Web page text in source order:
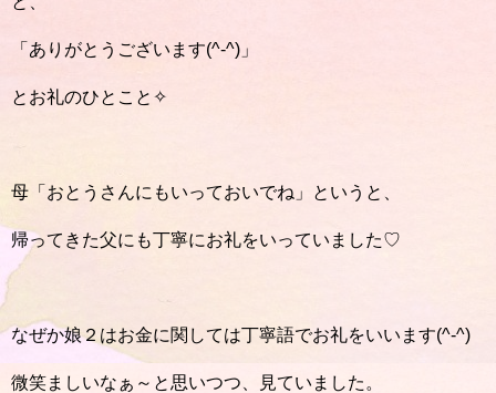
「ありがとうございます(^-^)」
とお礼のひとこと✧
母「おとうさんにもいっておいでね」というと、
帰ってきた父にも丁寧にお礼をいっていました♡
なぜか娘２はお金に関しては丁寧語でお礼をいいます(^-^)
微笑ましいなぁ～と思いつつ、見ていました。